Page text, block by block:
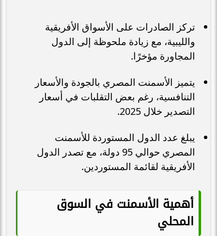
تركز الصادرات على الأسواق الأفريقية
والليبية، مع زيادة ملحوظة إلى الدول
المجاورة مؤخرًا.
يتميز الأسمنت المصري بالجودة والأسعار
التنافسية، رغم بعض التقلبات في أسعار
التصدير خلال 2025.
يبلغ عدد الدول المستوردة للأسمنت
المصري حوالي 95 دولة، مع تصدر الدول
الأفريقية لقائمة المستوردين.
أهمية الأسمنت في السوق
المحلي